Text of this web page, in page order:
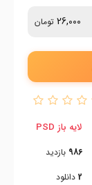
26,000 تومان
لایه باز PSD
986 بازدید
2 دانلود